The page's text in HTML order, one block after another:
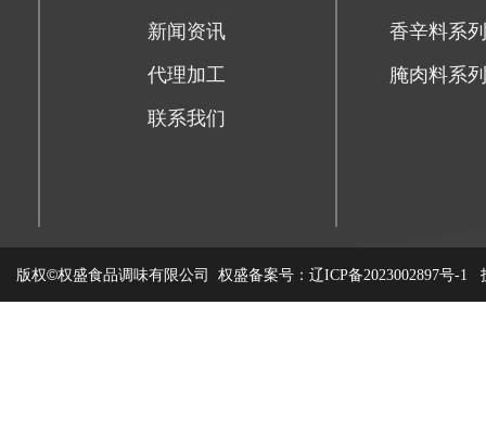
新闻资讯
代理加工
联系我们
香辛料系列
腌肉料系列
版权©权盛食品调味有限公司 权盛备案号： 辽ICP备2023002897号-1